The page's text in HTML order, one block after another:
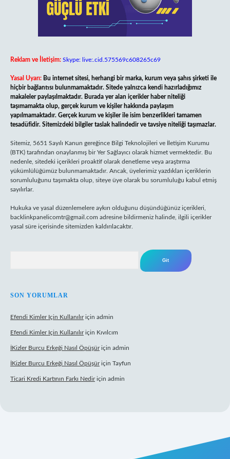
Reklam ve İletişim: Skype: live:.cid.575569c608265c69
Yasal Uyarı: Bu internet sitesi, herhangi bir marka, kurum veya şahıs şirketi ile
hiçbir bağlantısı bulunmamaktadır. Sitede yalnızca kendi hazırladığımız
makaleler paylaşılmaktadır. Burada yer alan içerikler haber niteliği
taşımamakta olup, gerçek kurum ve kişiler hakkında paylaşım
yapılmamaktadır. Gerçek kurum ve kişiler ile isim benzerlikleri tamamen
tesadüfidir. Sitemizdeki bilgiler taslak halindedir ve tavsiye niteliği taşımazlar.
Sitemiz, 5651 Sayılı Kanun gereğince Bilgi Teknolojileri ve İletişim Kurumu
(BTK) tarafından onaylanmış bir Yer Sağlayıcı olarak hizmet vermektedir. Bu
nedenle, sitedeki içerikleri proaktif olarak denetleme veya araştırma
yükümlülüğümüz bulunmamaktadır. Ancak, üyelerimiz yazdıkları içeriklerin
sorumluluğunu taşımakta olup, siteye üye olarak bu sorumluluğu kabul etmiş
sayılırlar.
Hukuka ve yasal düzenlemelere aykırı olduğunu düşündüğünüz içerikleri,
backlinkpanelicomtr@gmail.com adresine bildirmeniz halinde, ilgili içerikler
yasal süre içerisinde sitemizden kaldırılacaktır.
SON YORUMLAR
Efendi Kimler Için Kullanılıriçin admin
Efendi Kimler Için Kullanılıriçin Kıvılcım
İKizler Burcu Erkeği Nasıl Öpüşüriçin admin
İKizler Burcu Erkeği Nasıl Öpüşüriçin Tayfun
Ticari Kredi Kartının Farkı Nediriçin admin